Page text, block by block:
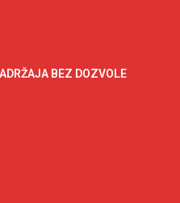
BEZ DOZVOLE